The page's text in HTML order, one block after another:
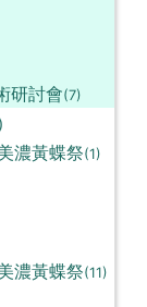
研討會(7)
濃黃蝶祭(1)
濃黃蝶祭(11)